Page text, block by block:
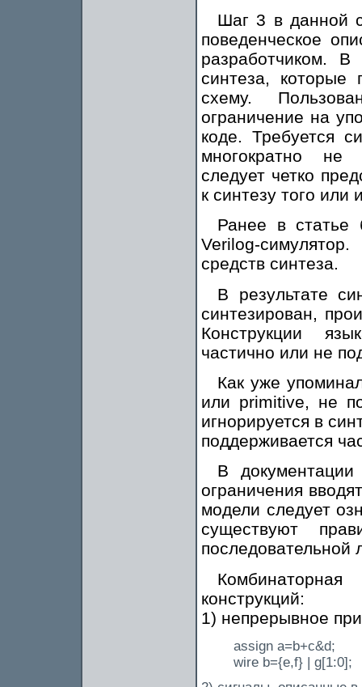
Шаг 3 в данной
поведенческое
разработчиком.
синтеза, которые
схему.
ограничение на
коде. Требуется
многократно не
следует четко
к синтезу того
Ранее в статье
Verilog-
средств синтеза.
В результате
синтезирован,
Конструкции
частично или не
Как уже
или primitive, не
игнорируется в
поддерживается
В документации
ограничения
модели следует
существуют
последовательной
конструкций:
1) непрерывное
assign a=b+c&d;
wire b={e,f} | g[1:0];